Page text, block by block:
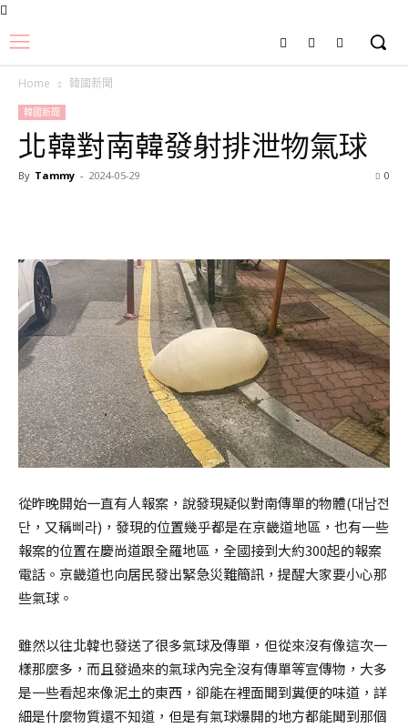
Home 韓國新聞
韓國新聞
北韓對南韓發射排泄物氣球
By Tammy - 2024-05-29 0
從昨晚開始一直有人報案，說發現疑似對南傳單的物體(대남전
단，又稱삐라)，發現的位置幾乎都是在京畿道地區，也有一些
報案的位置在慶尚道跟全羅地區，全國接到大約300起的報案
電話。京畿道也向居民發出緊急災難簡訊，提醒大家要小心那
些氣球。
雖然以往北韓也發送了很多氣球及傳單，但從來沒有像這次一
樣那麼多，而且發過來的氣球內完全沒有傳單等宣傳物，大多
是一些看起來像泥土的東西，卻能在裡面聞到糞便的味道，詳
細是什麼物質還不知道，但是有氣球爆開的地方都能聞到那個